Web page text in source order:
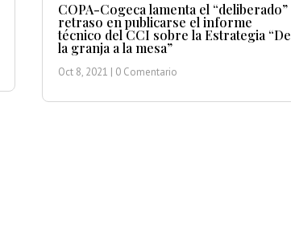
COPA-Cogeca lamenta el “deliberado”
retraso en publicarse el informe
técnico del CCI sobre la Estrategia “De
la granja a la mesa”
Oct 8, 2021 | 0 Comentario